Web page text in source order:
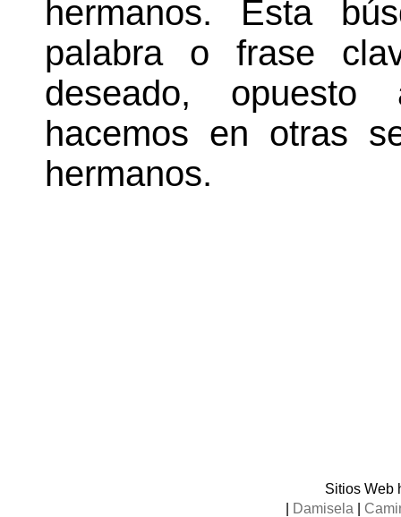
hermanos. Esta
palabra o frase
deseado,
hacemos en otras
hermanos.
Sitios Web
Damisela